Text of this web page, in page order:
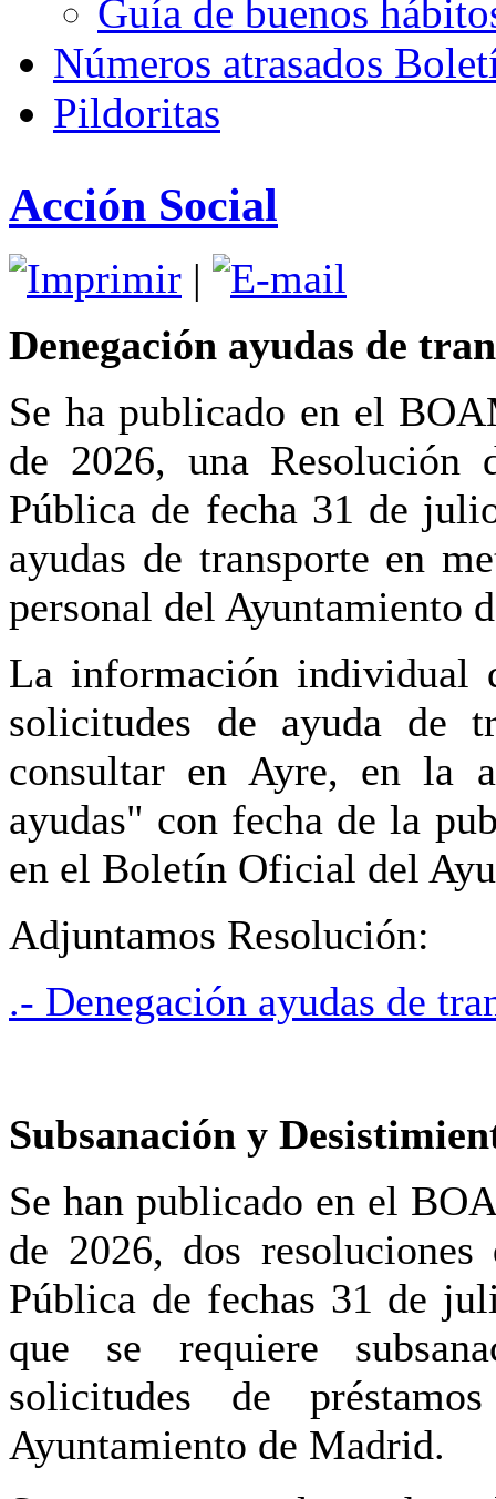
Guía de buenos
Números atrasados
Pildoritas
Acción Social
|
Denegación ayudas de
Se ha publicado en el
de 2026, una Resolución
Pública de fecha 31 de
ayudas de transporte en
personal del Ayuntamiento
La información individual
solicitudes de ayuda de
consultar en Ayre, en la
ayudas" con fecha de la
en el Boletín Oficial del
Adjuntamos Resolución:
.- Denegación ayudas de
Subsanación y
Se han publicado en el
de 2026, dos
Pública de fechas 31 de
que se requiere
solicitudes de
Ayuntamiento de Madrid.